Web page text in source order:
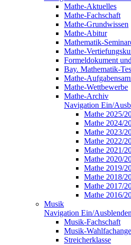
Mathe-Aktuelles
Mathe-Fachschaft
Mathe-Grundwissen
Mathe-Abitur
Mathematik-
Mathe-
Formeldokument
Bay. Mathematik-
Mathe-
Mathe-Wettbewerbe
Mathe-Archiv
Navigation Ein/
Mathe 2025/
Mathe 2024/
Mathe 2023/
Mathe 2022/
Mathe 2021/
Mathe 2020/
Mathe 2019/
Mathe 2018/
Mathe 2017/
Mathe 2016/
Musik
Navigation Ein/Ausblenden
Musik-Fachschaft
Musik-
Streicherklasse